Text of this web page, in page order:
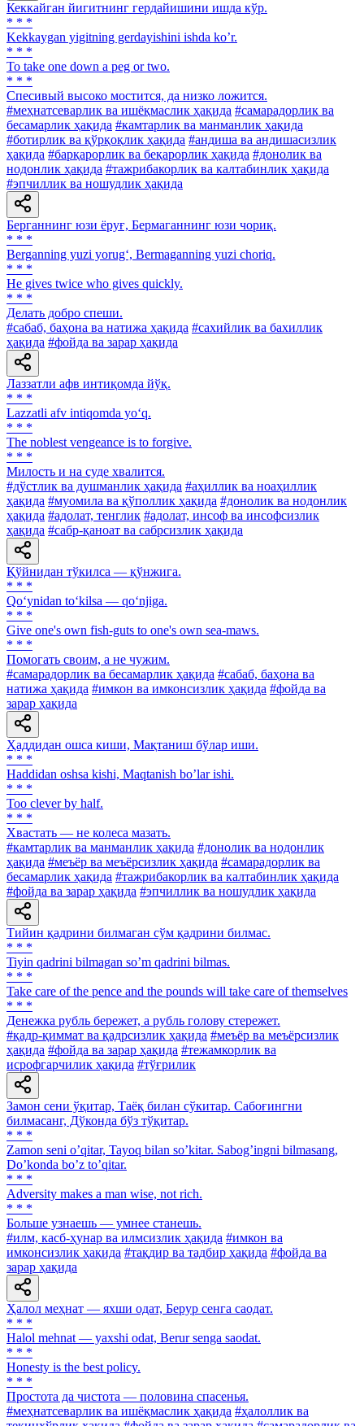
Кеккайган йигитнинг гердайишини ишда кўр.
* * *
Kekkaygan yigitning gerdayishini ishda koʼr.
* * *
To take one down a peg or two.
* * *
Спесивый высоко мостится, да низко ложится.
#меҳнатсеварлик ва ишёқмаслик ҳақида #самарадорлик ва
бесамарлик ҳақида #камтарлик ва манманлик ҳақида
#ботирлик ва қўрқоқлик ҳақида #андиша ва андишасизлик
ҳақида #барқарорлик ва беқарорлик ҳақида #донолик ва
нодонлик ҳақида #тажрибакорлик ва калтабинлик ҳақида
#эпчиллик ва ношудлик ҳақида
Берганнинг юзи ёруғ, Бермаганнинг юзи чориқ.
* * *
Berganning yuzi yorug‘, Bermaganning yuzi choriq.
* * *
He gives twice who gives quickly.
* * *
Делать добро спеши.
#сабаб, баҳона ва натижа ҳақида #сахийлик ва бахиллик
ҳақида #фойда ва зарар ҳақида
Лаззатли афв интиқомда йўқ.
* * *
Lazzatli afv intiqomda yo‘q.
* * *
The noblest vengeance is to forgive.
* * *
Милость и на суде хвалится.
#дўстлик ва душманлик ҳақида #аҳиллик ва ноаҳиллик
ҳақида #муомила ва қўполлик ҳақида #донолик ва нодонлик
ҳақида #адолат, тенглик #адолат, инсоф ва инсофсизлик
ҳақида #сабр-қаноат ва сабрсизлик ҳақида
Қўйнидан тўкилса — қўнжига.
* * *
Qo‘ynidan to‘kilsa — qo‘njiga.
* * *
Give one's own fish-guts to one's own sea-maws.
* * *
Помогать своим, а не чужим.
#самарадорлик ва бесамарлик ҳақида #сабаб, баҳона ва
натижа ҳақида #имкон ва имконсизлик ҳақида #фойда ва
зарар ҳақида
Ҳаддидан ошса киши, Мақтаниш бўлар иши.
* * *
Haddidan oshsa kishi, Maqtanish boʼlar ishi.
* * *
Too clever by half.
* * *
Хвастать — не колеса мазать.
#камтарлик ва манманлик ҳақида #донолик ва нодонлик
ҳақида #меъёр ва меъёрсизлик ҳақида #самарадорлик ва
бесамарлик ҳақида #тажрибакорлик ва калтабинлик ҳақида
#фойда ва зарар ҳақида #эпчиллик ва ношудлик ҳақида
Тийин қадрини билмаган сўм қадрини билмас.
* * *
Tiyin qadrini bilmagan soʼm qadrini bilmas.
* * *
Take care of the pence and the pounds will take care of themselves
* * *
Денежка рубль бережет, а рубль голову стережет.
#қадр-қиммат ва қадрсизлик ҳақида #меъёр ва меъёрсизлик
ҳақида #фойда ва зарар ҳақида #тежамкорлик ва
исрофгарчилик ҳақида #тўғрилик
Замон сени ўқитар, Таёқ билан сўкитар. Сабоғингни
билмасанг, Дўконда бўз тўқитар.
* * *
Zamon seni oʼqitar, Tayoq bilan soʼkitar. Sabogʼingni bilmasang,
Doʼkonda boʼz toʼqitar.
* * *
Adversity makes a man wise, not rich.
* * *
Больше узнаешь — умнее станешь.
#илм, касб-ҳунар ва илмсизлик ҳақида #имкон ва
имконсизлик ҳақида #тақдир ва тадбир ҳақида #фойда ва
зарар ҳақида
Ҳалол меҳнат — яхши одат, Берур сенга саодат.
* * *
Halol mehnat — yaxshi odat, Berur senga saodat.
* * *
Honesty is the best policy.
* * *
Простота да чистота — половина спасенья.
#меҳнатсеварлик ва ишёқмаслик ҳақида #ҳалоллик ва